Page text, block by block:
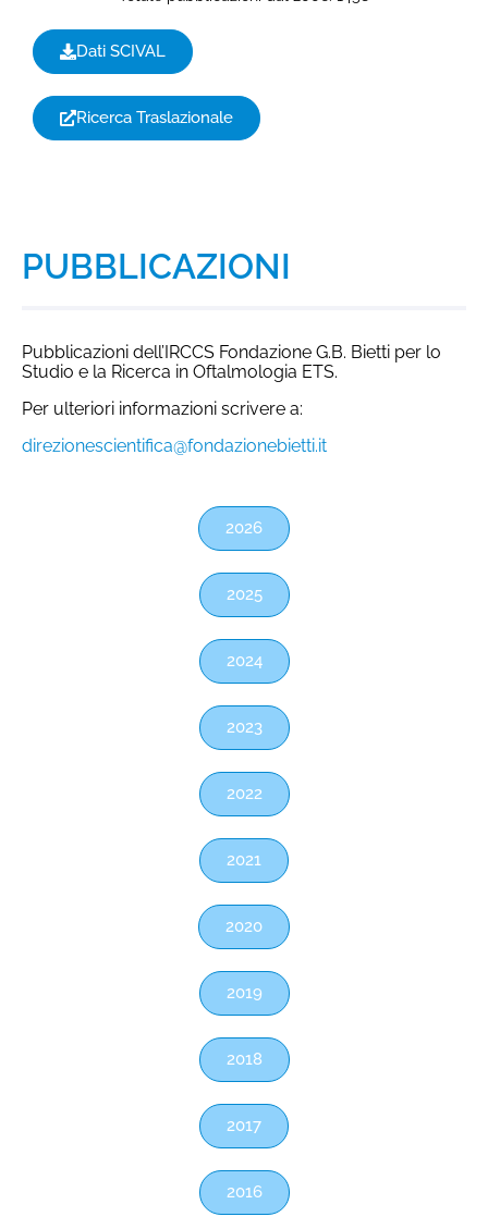
Dati SCIVAL
Ricerca Traslazionale
PUBBLICAZIONI
Pubblicazioni dell’IRCCS Fondazione G.B. Bietti per lo
Studio e la Ricerca in Oftalmologia ETS.
Per ulteriori informazioni scrivere a:
direzionescientifica@fondazionebietti.it
2026
2025
2024
2023
2022
2021
2020
2019
2018
2017
2016